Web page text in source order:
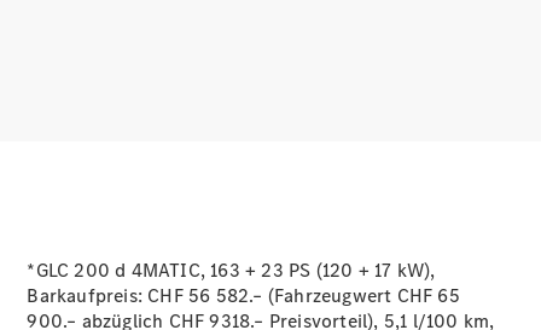
Versicherung
Mercedes-
*GLC 200 d 4MATIC, 163 + 23 PS (120 + 17 kW),
Barkaufpreis: CHF 56 582.– (Fahrzeugwert CHF 65
900.– abzüglich CHF 9318.– Preisvorteil), 5,1 l/100 km,